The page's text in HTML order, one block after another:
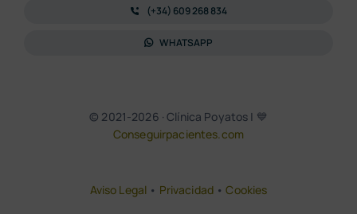
(+34) 609 268 834
WHATSAPP
© 2021-2026 · Clínica Poyatos | 💙
Conseguirpacientes.com
Aviso Legal • Privacidad •Cookies